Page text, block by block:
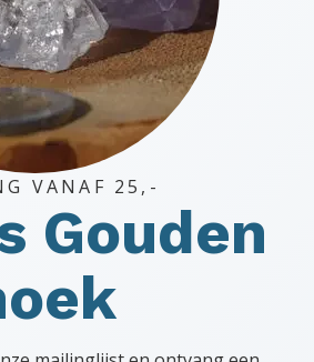
VANAF 25,-
Gouden